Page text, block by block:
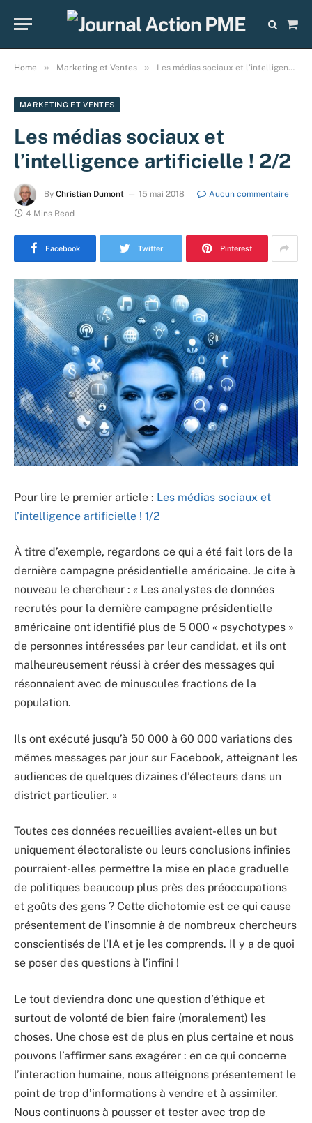
Cart
Home » Marketing et Ventes » Les médias sociaux et l’intelligence artificielle ! 2/2
MARKETING ET VENTES
Les médias sociaux et
l’intelligence artificielle ! 2/2
By Christian Dumont 15 mai 2018
Aucun commentaire
4 Mins Read
Facebook Twitter Pinterest
Pour lire le premier article : Les médias sociaux et
l’intelligence artificielle ! 1/2
À titre d’exemple, regardons ce qui a été fait lors de la
dernière campagne présidentielle américaine. Je cite à
nouveau le chercheur : « Les analystes de données
recrutés pour la dernière campagne présidentielle
américaine ont identifié plus de 5 000 « psychotypes »
de personnes intéressées par leur candidat, et ils ont
malheureusement réussi à créer des messages qui
résonnaient avec de minuscules fractions de la
population.
Ils ont exécuté jusqu’à 50 000 à 60 000 variations des
mêmes messages par jour sur Facebook, atteignant les
audiences de quelques dizaines d’électeurs dans un
district particulier. »
Toutes ces données recueillies avaient-elles un but
uniquement électoraliste ou leurs conclusions infinies
pourraient-elles permettre la mise en place graduelle
de politiques beaucoup plus près des préoccupations
et goûts des gens ? Cette dichotomie est ce qui cause
présentement de l’insomnie à de nombreux chercheurs
conscientisés de l’IA et je les comprends. Il y a de quoi
se poser des questions à l’infini !
Le tout deviendra donc une question d’éthique et
surtout de volonté de bien faire (moralement) les
choses. Une chose est de plus en plus certaine et nous
pouvons l’affirmer sans exagérer : en ce qui concerne
l’interaction humaine, nous atteignons présentement le
point de trop d’informations à vendre et à assimiler.
Nous continuons à pousser et tester avec trop de